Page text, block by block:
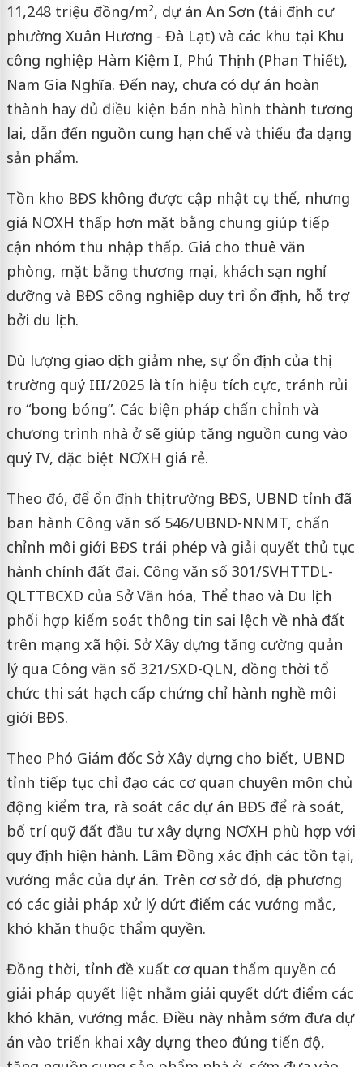
11,248 triệu đồng/m², dự án An Sơn (tái định cư
phường Xuân Hương - Đà Lạt) và các khu tại Khu
công nghiệp Hàm Kiệm I, Phú Thịnh (Phan Thiết),
Nam Gia Nghĩa. Đến nay, chưa có dự án hoàn
thành hay đủ điều kiện bán nhà hình thành tương
lai, dẫn đến nguồn cung hạn chế và thiếu đa dạng
sản phẩm.
Tồn kho BĐS không được cập nhật cụ thể, nhưng
giá NƠXH thấp hơn mặt bằng chung giúp tiếp
cận nhóm thu nhập thấp. Giá cho thuê văn
phòng, mặt bằng thương mại, khách sạn nghỉ
dưỡng và BĐS công nghiệp duy trì ổn định, hỗ trợ
bởi du lịch.
Dù lượng giao dịch giảm nhẹ, sự ổn định của thị
trường quý III/2025 là tín hiệu tích cực, tránh rủi
ro “bong bóng”. Các biện pháp chấn chỉnh và
chương trình nhà ở sẽ giúp tăng nguồn cung vào
quý IV, đặc biệt NƠXH giá rẻ.
Theo đó, để ổn định thị trường BĐS, UBND tỉnh đã
ban hành Công văn số 546/UBND-NNMT, chấn
chỉnh môi giới BĐS trái phép và giải quyết thủ tục
hành chính đất đai. Công văn số 301/SVHTTDL-
QLTTBCXD của Sở Văn hóa, Thể thao và Du lịch
phối hợp kiểm soát thông tin sai lệch về nhà đất
trên mạng xã hội. Sở Xây dựng tăng cường quản
lý qua Công văn số 321/SXD-QLN, đồng thời tổ
chức thi sát hạch cấp chứng chỉ hành nghề môi
giới BĐS.
Theo Phó Giám đốc Sở Xây dựng cho biết, UBND
tỉnh tiếp tục chỉ đạo các cơ quan chuyên môn chủ
động kiểm tra, rà soát các dự án BĐS để rà soát,
bố trí quỹ đất đầu tư xây dựng NƠXH phù hợp với
quy định hiện hành. Lâm Đồng xác định các tồn tại,
vướng mắc của dự án. Trên cơ sở đó, địa phương
có các giải pháp xử lý dứt điểm các vướng mắc,
khó khăn thuộc thẩm quyền.
Đồng thời, tỉnh đề xuất cơ quan thẩm quyền có
giải pháp quyết liệt nhằm giải quyết dứt điểm các
khó khăn, vướng mắc. Điều này nhằm sớm đưa dự
án vào triển khai xây dựng theo đúng tiến độ,